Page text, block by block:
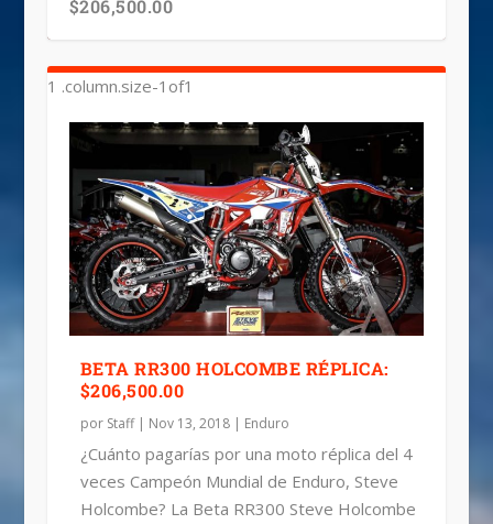
$206,500.00
BETA RR300 HOLCOMBE RÉPLICA:
$206,500.00
por Staff| Nov 13, 2018| Enduro
¿Cuánto pagarías por una moto réplica del 4
veces Campeón Mundial de Enduro, Steve
Holcombe? La Beta RR300 Steve Holcombe